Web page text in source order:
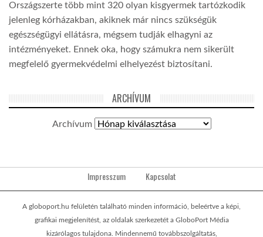
Országszerte több mint 320 olyan kisgyermek tartózkodik
jelenleg kórházakban, akiknek már nincs szükségük
egészségügyi ellátásra, mégsem tudják elhagyni az
intézményeket. Ennek oka, hogy számukra nem sikerült
megfelelő gyermekvédelmi elhelyezést biztosítani.
ARCHÍVUM
Archívum
Impresszum Kapcsolat
A globoport.hu felületén található minden információ, beleértve a képi,
grafikai megjelenítést, az oldalak szerkezetét a GloboPort Média
kizárólagos tulajdona. Mindennemű továbbszolgáltatás,